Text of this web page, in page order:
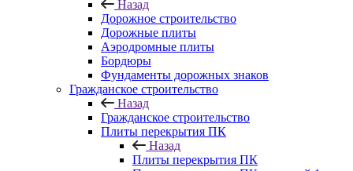
Назад
Дорожное строительство
Дорожные плиты
Аэродромные плиты
Бордюры
Фундаменты дорожных знаков
Гражданское строительство
Назад
Гражданское строительство
Плиты перекрытия ПК
Назад
Плиты перекрытия ПК